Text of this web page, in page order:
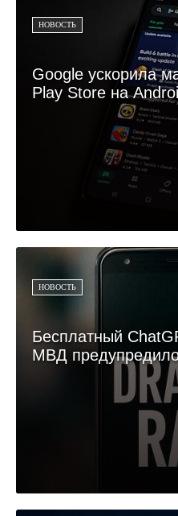
НОВОСТЬ
Google ускорила
Play Store на
НОВОСТЬ
Бесплатный
МВД